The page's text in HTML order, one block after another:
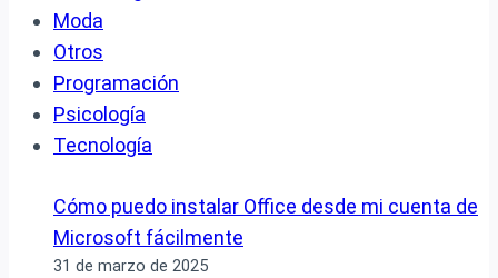
Moda
Otros
Programación
Psicología
Tecnología
Cómo puedo instalar Office desde mi cuenta de
Microsoft fácilmente
31 de marzo de 2025